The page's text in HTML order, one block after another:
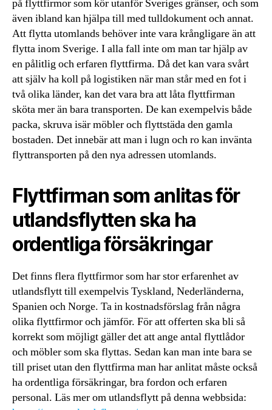
på flyttfirmor som kör utanför Sveriges gränser, och som
även ibland kan hjälpa till med tulldokument och annat.
Att flytta utomlands behöver inte vara krångligare än att
flytta inom Sverige. I alla fall inte om man tar hjälp av
en pålitlig och erfaren flyttfirma. Då det kan vara svårt
att själv ha koll på logistiken när man står med en fot i
två olika länder, kan det vara bra att låta flyttfirman
sköta mer än bara transporten. De kan exempelvis både
packa, skruva isär möbler och flyttstäda den gamla
bostaden. Det innebär att man i lugn och ro kan invänta
flyttransporten på den nya adressen utomlands.
Flyttfirman som anlitas för
utlandsflytten ska ha
ordentliga försäkringar
Det finns flera flyttfirmor som har stor erfarenhet av
utlandsflytt till exempelvis Tyskland, Nederländerna,
Spanien och Norge. Ta in kostnadsförslag från några
olika flyttfirmor och jämför. För att offerten ska bli så
korrekt som möjligt gäller det att ange antal flyttlådor
och möbler som ska flyttas. Sedan kan man inte bara se
till priset utan den flyttfirma man har anlitat måste också
ha ordentliga försäkringar, bra fordon och erfaren
personal. Läs mer om utlandsflytt på denna webbsida: